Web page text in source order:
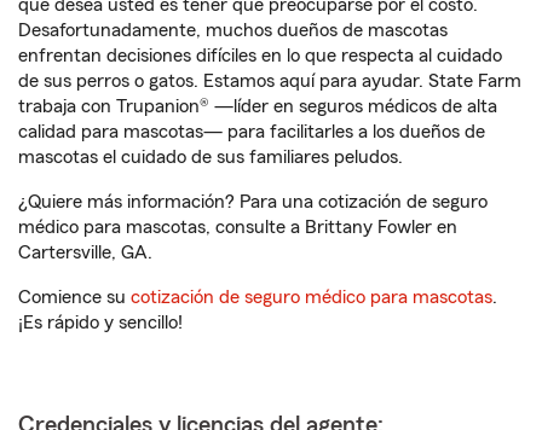
que desea usted es tener que preocuparse por el costo.
Desafortunadamente, muchos dueños de mascotas
enfrentan decisiones difíciles en lo que respecta al cuidado
de sus perros o gatos. Estamos aquí para ayudar. State Farm
trabaja con Trupanion® —líder en seguros médicos de alta
calidad para mascotas— para facilitarles a los dueños de
mascotas el cuidado de sus familiares peludos.
¿Quiere más información? Para una cotización de seguro
médico para mascotas, consulte a Brittany Fowler en
Cartersville, GA.
Comience su cotización de seguro médico para mascotas.
¡Es rápido y sencillo!
Credenciales y licencias del agente: